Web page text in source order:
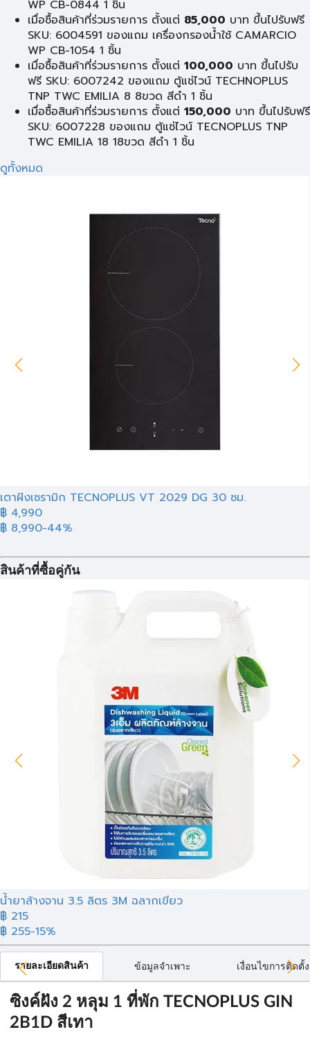
WP CB-0844 1 ชิ้น
เมื่อซื้อสินค้าที่ร่วมรายการ ตั้งแต่ 85,000 บาท ขึ้นไปรับฟรี
SKU: 6004591 ของแถม เครื่องกรองน้ำใช้ CAMARCIO
WP CB-1054 1 ชิ้น
เมื่อซื้อสินค้าที่ร่วมรายการ ตั้งแต่ 100,000 บาท ขึ้นไปรับ
ฟรี SKU: 6007242 ของแถม ตู้แช่ไวน์ TECHNOPLUS
TNP TWC EMILIA 8 8ขวด สีดำ 1 ชิ้น
เมื่อซื้อสินค้าที่ร่วมรายการ ตั้งแต่ 150,000 บาท ขึ้นไปรับฟรี
SKU: 6007228 ของแถม ตู้แช่ไวน์ TECNOPLUS TNP
TWC EMILIA 18 18ขวด สีดำ 1 ชิ้น
ดูทั้งหมด
เตาฝังเซรามิก TECNOPLUS VT 2029 DG 30 ซม.
฿ 4,990
฿ 8,990-44%
สินค้าที่ซื้อคู่กัน
น้ำยาล้างจาน 3.5 ลิตร 3M ฉลากเขียว
฿ 215
฿ 255-15%
รายละเอียดสินค้า ข้อมูลจำเพาะ เงื่อนไขการติดตั้ง
ซิงค์ฝัง 2 หลุม 1 ที่พัก TECNOPLUS GIN
2B1D สีเทา